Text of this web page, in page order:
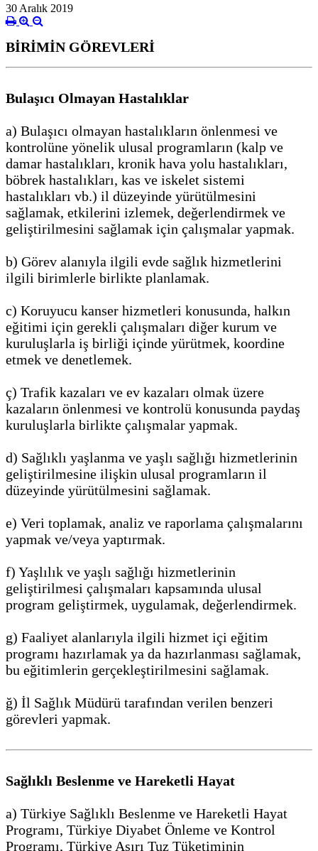
30 Aralık 2019
BİRİMİN GÖREVLERİ
Bulaşıcı Olmayan Hastalıklar
a) Bulaşıcı olmayan hastalıkların önlenmesi ve
kontrolüne yönelik ulusal programların (kalp ve
damar hastalıkları, kronik hava yolu hastalıkları,
böbrek hastalıkları, kas ve iskelet sistemi
hastalıkları vb.) il düzeyinde yürütülmesini
sağlamak, etkilerini izlemek, değerlendirmek ve
geliştirilmesini sağlamak için çalışmalar yapmak.
b) Görev alanıyla ilgili evde sağlık hizmetlerini
ilgili birimlerle birlikte planlamak.
c) Koruyucu kanser hizmetleri konusunda, halkın
eğitimi için gerekli çalışmaları diğer kurum ve
kuruluşlarla iş birliği içinde yürütmek, koordine
etmek ve denetlemek.
ç) Trafik kazaları ve ev kazaları olmak üzere
kazaların önlenmesi ve kontrolü konusunda paydaş
kuruluşlarla birlikte çalışmalar yapmak.
d) Sağlıklı yaşlanma ve yaşlı sağlığı hizmetlerinin
geliştirilmesine ilişkin ulusal programların il
düzeyinde yürütülmesini sağlamak.
e) Veri toplamak, analiz ve raporlama çalışmalarını
yapmak ve/veya yaptırmak.
f) Yaşlılık ve yaşlı sağlığı hizmetlerinin
geliştirilmesi çalışmaları kapsamında ulusal
program geliştirmek, uygulamak, değerlendirmek.
g) Faaliyet alanlarıyla ilgili hizmet içi eğitim
programı hazırlamak ya da hazırlanması sağlamak,
bu eğitimlerin gerçekleştirilmesini sağlamak.
ğ) İl Sağlık Müdürü tarafından verilen benzeri
görevleri yapmak.
Sağlıklı Beslenme ve Hareketli Hayat
a) Türkiye Sağlıklı Beslenme ve Hareketli Hayat
Programı, Türkiye Diyabet Önleme ve Kontrol
Programı, Türkiye Aşırı Tuz Tüketiminin